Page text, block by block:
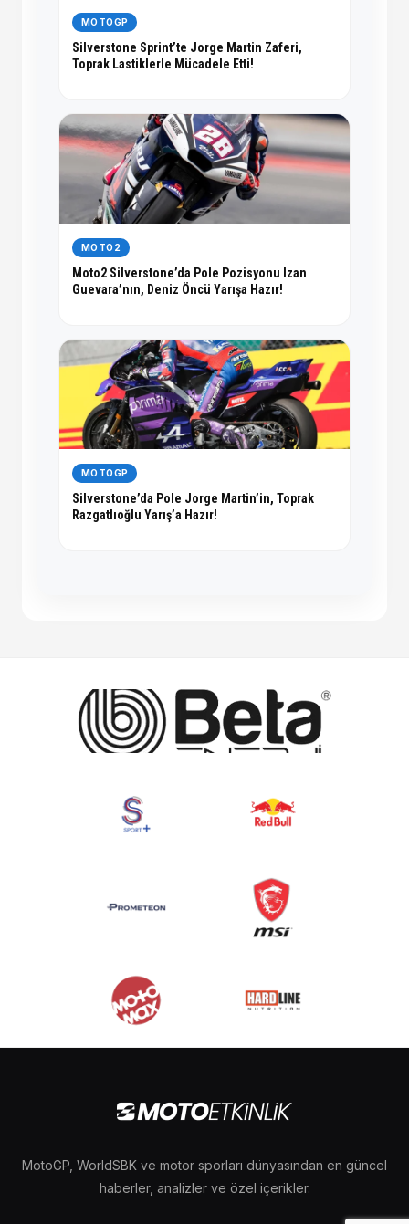
MOTOGP
Silverstone Sprint’te Jorge Martin Zaferi,
Toprak Lastiklerle Mücadele Etti!
MOTO2
Moto2 Silverstone’da Pole Pozisyonu Izan
Guevara’nın, Deniz Öncü Yarışa Hazır!
MOTOGP
Silverstone’da Pole Jorge Martin’in, Toprak
Razgatlıoğlu Yarış’a Hazır!
MotoGP, WorldSBK ve motor sporları dünyasından en güncel
haberler, analizler ve özel içerikler.